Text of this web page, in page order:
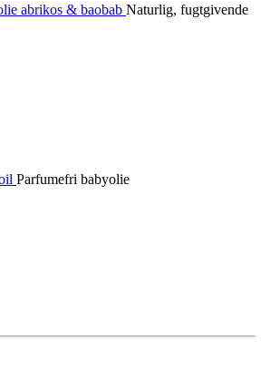
abrikos & baobab Naturlig, fugtgivende
Parfumefri babyolie